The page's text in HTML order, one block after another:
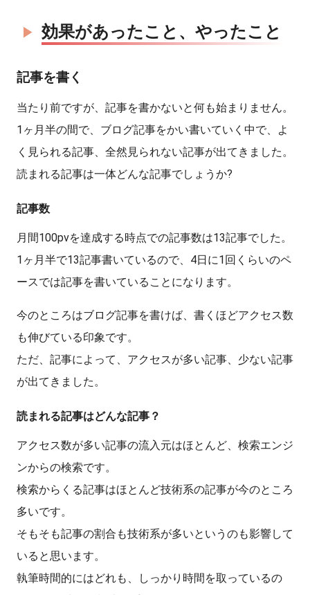
効果があったこと、やったこと
記事を書く
当たり前ですが、記事を書かないと何も始まりません。
1ヶ月半の間で、ブログ記事をかい書いていく中で、よ
く見られる記事、全然見られない記事が出てきました。
読まれる記事は一体どんな記事でしょうか?
記事数
月間100pvを達成する時点での記事数は13記事でした。
1ヶ月半で13記事書いているので、4日に1回くらいのペ
ースでは記事を書いていることになります。
今のところはブログ記事を書けば、書くほどアクセス数
も伸びている印象です。
ただ、記事によって、アクセスが多い記事、少ない記事
が出てきました。
読まれる記事はどんな記事？
アクセス数が多い記事の流入元はほとんど、検索エンジ
ンからの検索です。
検索からくる記事はほとんど技術系の記事が今のところ
多いです。
そもそも記事の割合も技術系が多いというのも影響して
いると思います。
執筆時間的にはどれも、しっかり時間を取っているの